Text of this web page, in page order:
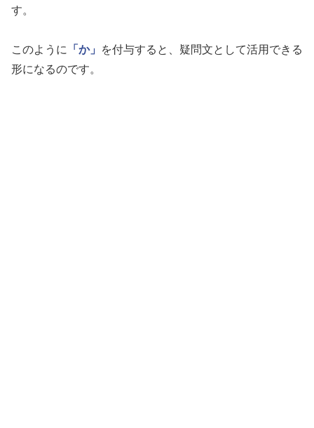
す。
このように 「か」
を付与すると、疑問文として活用できる
形になるのです。